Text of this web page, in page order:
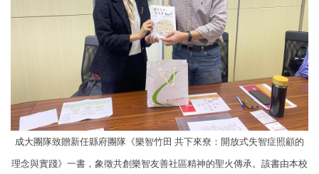
成大團隊致贈新任縣府團隊《樂智竹田 共下來尞：開放式失智症照顧的
理念與實踐》一書，象徵共創樂智友善社區精神的聖火傳承。該書由本校